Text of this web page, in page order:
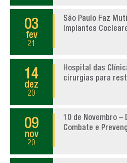
03
fev
21
São Paulo Faz
Implantes
14
dez
20
Hospital das
cirurgias para
09
nov
20
10 de Novembro –
Combate e